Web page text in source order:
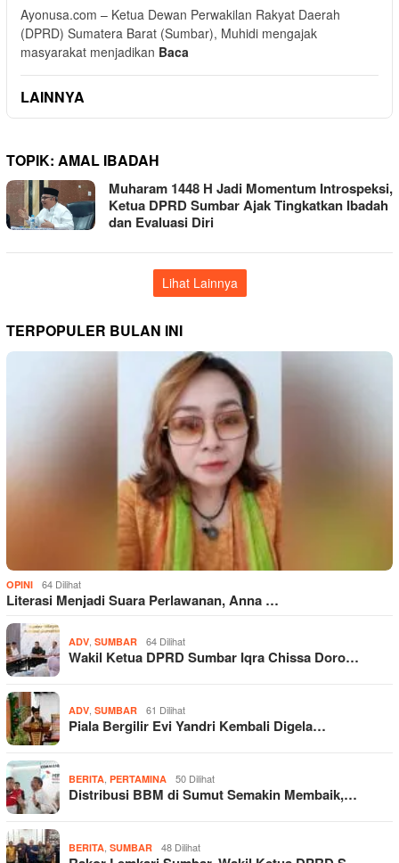
Ayonusa.com – Ketua Dewan Perwakilan Rakyat Daerah
(DPRD) Sumatera Barat (Sumbar), Muhidi mengajak
masyarakat menjadikan Baca
LAINNYA
TOPIK: AMAL IBADAH
Muharam 1448 H Jadi Momentum Introspeksi,
Ketua DPRD Sumbar Ajak Tingkatkan Ibadah
dan Evaluasi Diri
Lihat Lainnya
TERPOPULER BULAN INI
OPINI 64 Dilihat
Literasi Menjadi Suara Perlawanan, Anna …
ADV SUMBAR 64 Dilihat
Wakil Ketua DPRD Sumbar Iqra Chissa Doro…
ADV SUMBAR 61 Dilihat
Piala Bergilir Evi Yandri Kembali Digela…
BERITA PERTAMINA 50 Dilihat
Distribusi BBM di Sumut Semakin Membaik,…
BERITA SUMBAR 48 Dilihat